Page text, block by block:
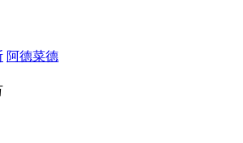
阿德菜德